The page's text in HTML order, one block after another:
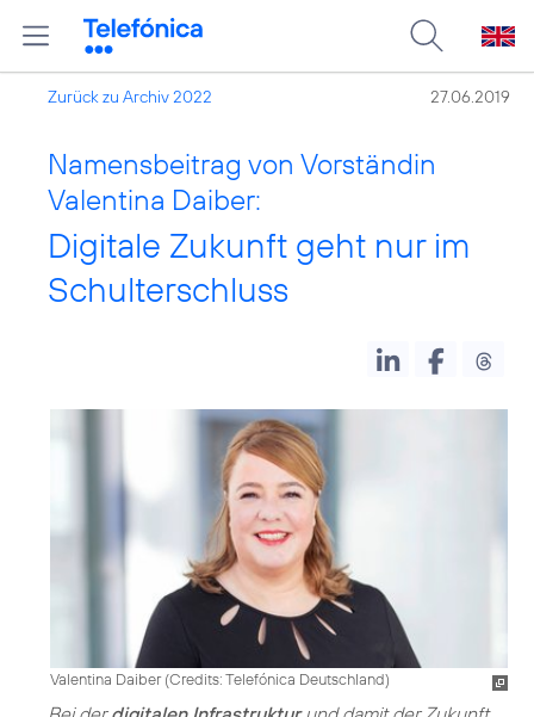
Zurück zu Archiv 2022 27.06.2019
Namensbeitrag von Vorständin
Valentina Daiber:
Digitale Zukunft geht nur im
Schulterschluss
Valentina Daiber (Credits: Telefónica Deutschland)